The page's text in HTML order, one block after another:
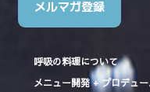
メルマガ登録
呼吸の料理について
メニュー開発 + プロデュ